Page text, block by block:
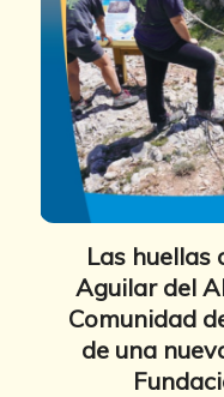
Las huellas
Aguilar del
Comunidad
de una